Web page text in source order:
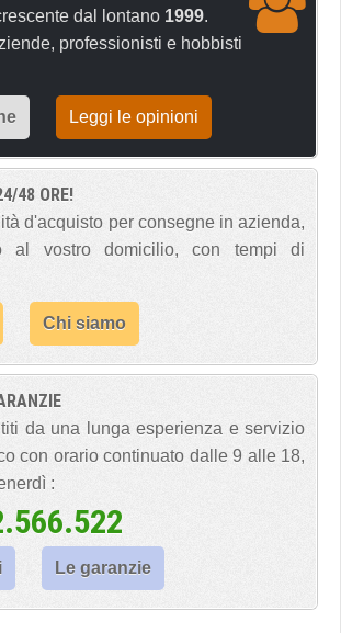
dal lontano 1999.
professionisti e hobbisti
Leggi le opinioni
48 ORE!
d'acquisto per consegne in azienda,
al vostro domicilio, con tempi di
Chi siamo
da una lunga esperienza e servizio
con orario continuato dalle 9 alle 18,
:
Le garanzie